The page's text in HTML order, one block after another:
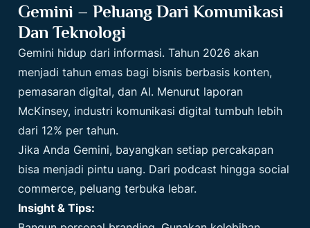
Gemini – Peluang Dari Komunikasi
Dan Teknologi
Gemini hidup dari informasi. Tahun 2026 akan
menjadi tahun emas bagi bisnis berbasis konten,
pemasaran digital, dan AI. Menurut laporan
McKinsey, industri komunikasi digital tumbuh lebih
dari 12% per tahun.
Jika Anda Gemini, bayangkan setiap percakapan
bisa menjadi pintu uang. Dari podcast hingga social
commerce, peluang terbuka lebar.
Insight & Tips: